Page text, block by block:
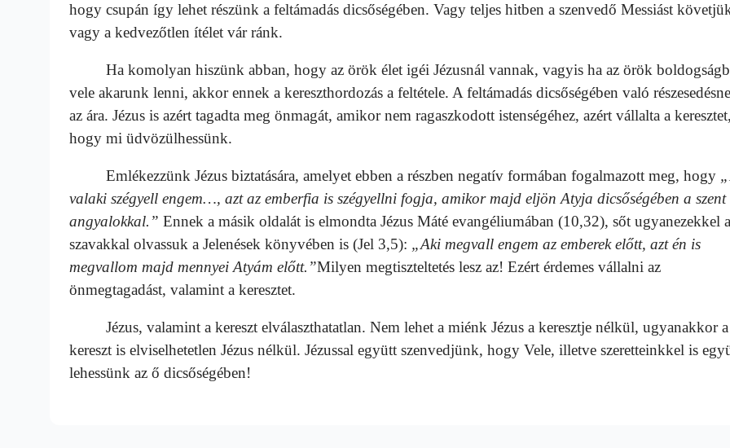
hogy csupán így lehet részünk a feltámadás dicsőségében. Vagy teljes hitben a szenvedő Messiást
vagy a kedvezőtlen ítélet vár ránk.
Ha komolyan hiszünk abban, hogy az örök élet igéi Jézusnál vannak, vagyis ha az örök
vele akarunk lenni, akkor ennek a kereszthordozás a feltétele. A feltámadás dicsőségében való
az ára. Jézus is azért tagadta meg önmagát, amikor nem ragaszkodott istenségéhez, azért vállalta a keresztet,
hogy mi üdvözülhessünk.
Emlékezzünk Jézus biztatására, amelyet ebben a részben negatív formában fogalmazott meg, hogy
valaki szégyell engem…, azt az emberfia is szégyellni fogja, amikor majd eljön Atyja dicsőségében a szent
angyalokkal.” Ennek a másik oldalát is elmondta Jézus Máté evangéliumában (10,32), sőt ugyanezekkel a
szavakkal olvassuk a Jelenések könyvében is (Jel 3,5): „Aki megvall engem az emberek előtt, azt én is
megvallom majd mennyei Atyám előtt.”Milyen megtiszteltetés lesz az! Ezért érdemes vállalni az
önmegtagadást, valamint a keresztet.
Jézus, valamint a kereszt elválaszthatatlan. Nem lehet a miénk Jézus a keresztje nélkül, ugyanakkor a
kereszt is elviselhetetlen Jézus nélkül. Jézussal együtt szenvedjünk, hogy Vele, illetve szeretteinkkel is
lehessünk az ő dicsőségében!